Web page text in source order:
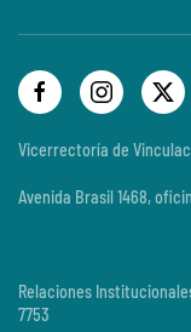
Vicerrectoría de
Avenida Brasil 1468,
Relaciones
7753